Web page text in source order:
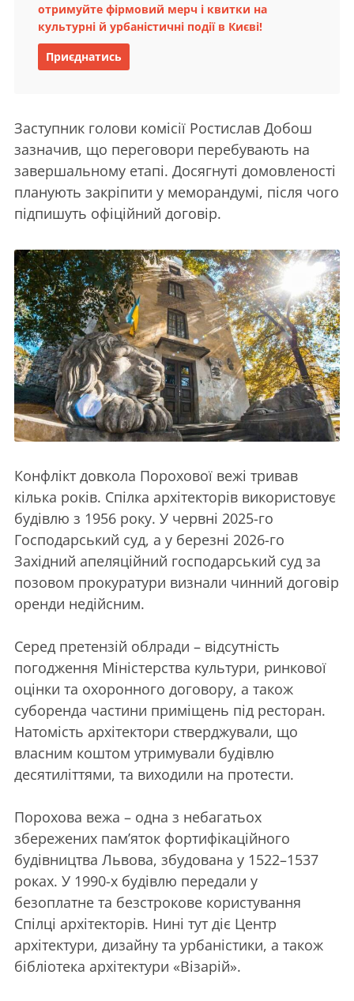
отримуйте фірмовий мерч і квитки на
культурні й урбаністичні події в Києві!
Приєднатись
Заступник голови комісії Ростислав Добош
зазначив, що переговори перебувають на
завершальному етапі. Досягнуті домовленості
планують закріпити у меморандумі, після чого
підпишуть офіційний договір.
Конфлікт довкола Порохової вежі тривав
кілька років. Спілка архітекторів використовує
будівлю з 1956 року. У червні 2025-го
Господарський суд, а у березні 2026-го
Західний апеляційний господарський суд за
позовом прокуратури визнали чинний договір
оренди недійсним.
Серед претензій облради – відсутність
погодження Міністерства культури, ринкової
оцінки та охоронного договору, а також
суборенда частини приміщень під ресторан.
Натомість архітектори стверджували, що
власним коштом утримували будівлю
десятиліттями, та виходили на протести.
Порохова вежа – одна з небагатьох
збережених пам’яток фортифікаційного
будівництва Львова, збудована у 1522–1537
роках. У 1990-х будівлю передали у
безоплатне та безстрокове користування
Спілці архітекторів. Нині тут діє Центр
архітектури, дизайну та урбаністики, а також
бібліотека архітектури «Візарій».